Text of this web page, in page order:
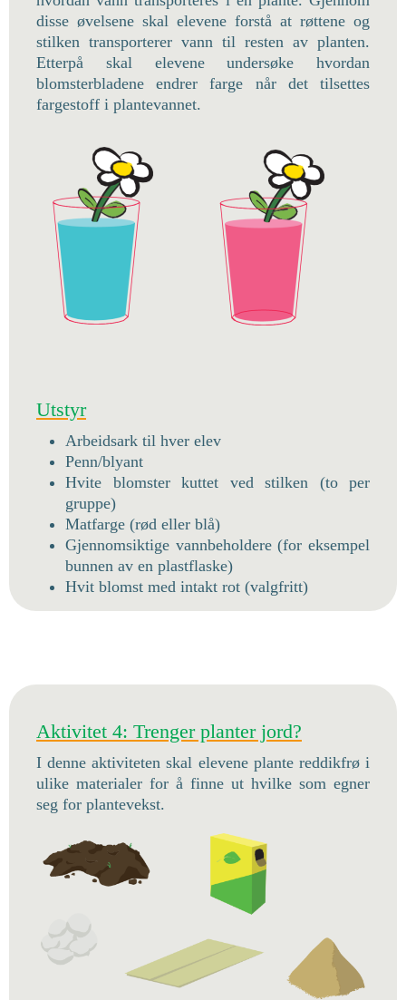
disse øvelsene skal elevene forstå at røttene og
stilken transporterer vann til resten av planten.
Etterpå skal elevene undersøke hvordan
blomsterbladene endrer farge når det tilsettes
fargestoff i plantevannet.
Utstyr
Arbeidsark til hver elev
Penn/blyant
Hvite blomster kuttet ved stilken (to per
gruppe)
Matfarge (rød eller blå)
Gjennomsiktige vannbeholdere (for eksempel
bunnen av en plastflaske)
Hvit blomst med intakt rot (valgfritt)
Aktivitet 4: Trenger planter jord?
I denne aktiviteten skal elevene plante reddikfrø i
ulike materialer for å finne ut hvilke som egner
seg for plantevekst.